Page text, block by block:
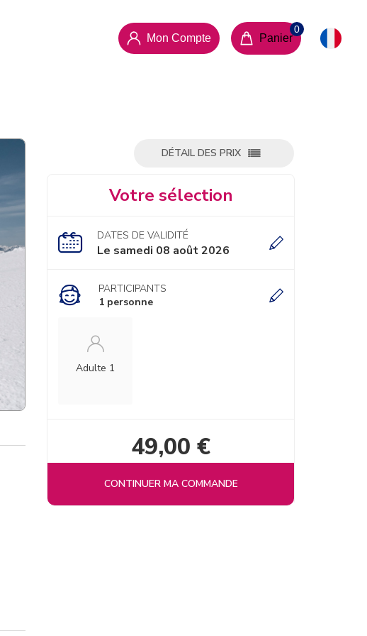
Mon Compte Panier
DÉTAIL DES PRIX
Votre sélection
DATES DE VALIDITÉ
Le samedi 08 août 2026
PARTICIPANTS
1 personne
Adulte 1
49,00 €
CONTINUER MA COMMANDE